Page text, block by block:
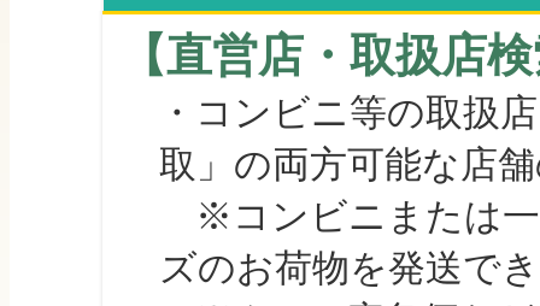
【直営店・取扱店
・コンビニ等の取扱
取」の両方可能な店
※コンビニまたは一
ズのお荷物を発送で